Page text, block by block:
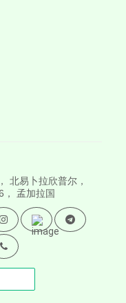
北易卜拉欣普尔，
孟加拉国